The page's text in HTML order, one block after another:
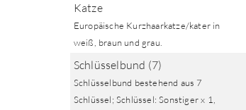
Katze
Europäische Kurzhaarkatze/kater in
weiß, braun und grau.
Schlüsselbund (7)
Schlüsselbund bestehend aus 7
Schlüssel; Schlüssel: Sonstiger x 1,